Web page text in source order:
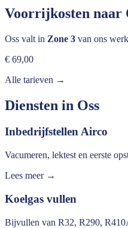
Voorrijkosten naar
Oss valt in Zone 3 van ons
€ 69,00
Alle tarieven →
Diensten in Oss
Inbedrijfstellen Airco
Vacumeren, lektest en eerste
Lees meer →
Koelgas vullen
Bijvullen van R32, R290,